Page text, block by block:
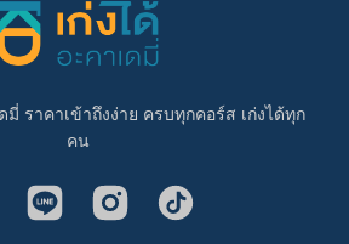
มี่ ราคาเข้าถึงง่าย ครบทุกคอร์ส เก่งได้ทุก
คน